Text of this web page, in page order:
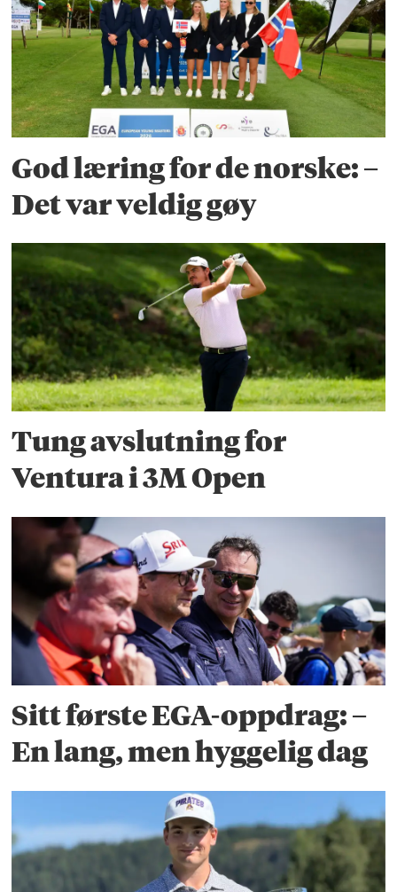
God læring for de norske: –
Det var veldig gøy
Tung avslutning for
Ventura i 3M Open
Sitt første EGA-oppdrag: –
En lang, men hyggelig dag